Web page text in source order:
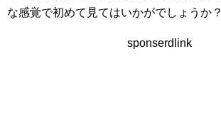
な感覚で初めて見てはいかがでしょうか？
sponserdlink